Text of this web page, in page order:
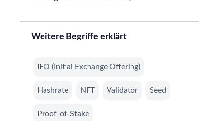
Weitere Begriffe erklärt
IEO (Initial Exchange Offering)
Hashrate NFT Validator Seed
Proof-of-Stake